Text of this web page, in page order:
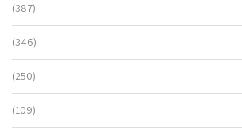
(387)
(346)
(250)
(109)